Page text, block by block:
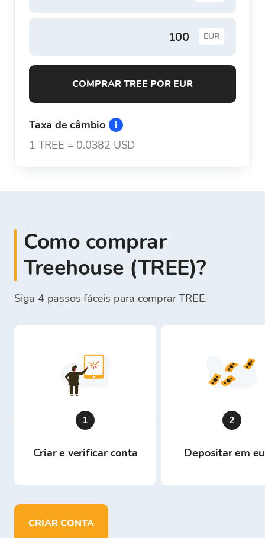
EUR
COMPRAR TREE POR EUR
Taxa de câmbio
1 TREE = 0.0382 USD
Como comprar
Treehouse (TREE)?
Siga 4 passos fáceis para comprar TREE.
1
Criar e verificar conta
2
Depositar em
CRIAR CONTA